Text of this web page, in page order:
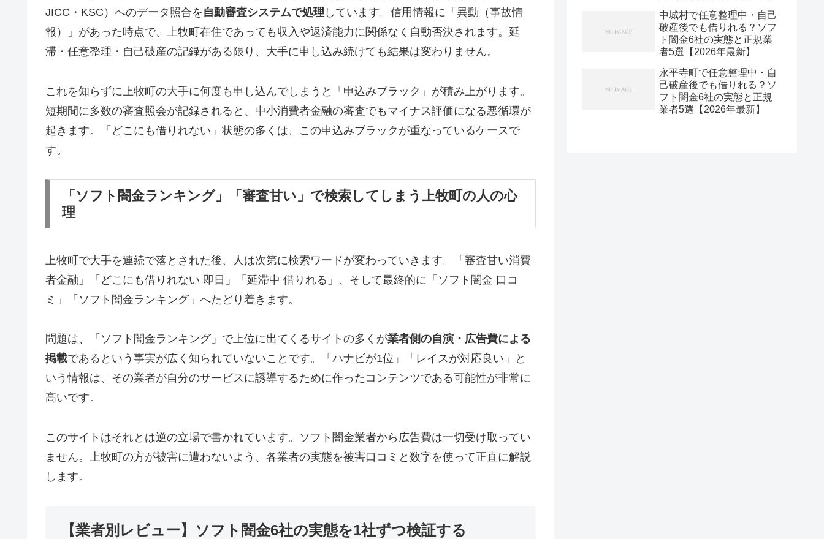
JICC・KSC）へのデータ照合を 自動審査システムで処理 しています。信用情報に「異動（事故情
報）」があった時点で、上牧町在住であっても収入や返済能力に関係なく自動否決されます。延
滞・任意整理・自己破産の記録がある限り、大手に申し込み続けても結果は変わりません。
これを知らずに上牧町の大手に何度も申し込んでしまうと「申込みブラック」が積み上がります。
短期間に多数の審査照会が記録されると、中小消費者金融の審査でもマイナス評価になる悪循環が
起きます。「どこにも借りれない」状態の多くは、この申込みブラックが重なっているケースで
す。
「ソフト闇金ランキング」「審査甘い」で検索してしまう上牧町の人の心
理
上牧町で大手を連続で落とされた後、人は次第に検索ワードが変わっていきます。「審査甘い消費
者金融」「どこにも借りれない 即日」「延滞中 借りれる」、そして最終的に「ソフト闇金 口コ
ミ」「ソフト闇金ランキング」へたどり着きます。
問題は、「ソフト闇金ランキング」で上位に出てくるサイトの多くが業者側の自演・広告費による
掲載であるという事実が広く知られていないことです。「ハナビが1位」「レイスが対応良い」と
いう情報は、その業者が自分のサービスに誘導するために作ったコンテンツである可能性が非常に
高いです。
このサイトはそれとは逆の立場で書かれています。ソフト闇金業者から広告費は一切受け取ってい
ません。上牧町の方が被害に遭わないよう、各業者の実態を被害口コミと数字を使って正直に解説
します。
【業者別レビュー】ソフト闇金6社の実態を1社ずつ検証する
中城村で任意整理中・自己
破産後でも借りれる？ソフ
ト闇金6社の実態と正規業
者5選【2026年最新】
永平寺町で任意整理中・自
己破産後でも借りれる？ソ
フト闇金6社の実態と正規
業者5選【2026年最新】